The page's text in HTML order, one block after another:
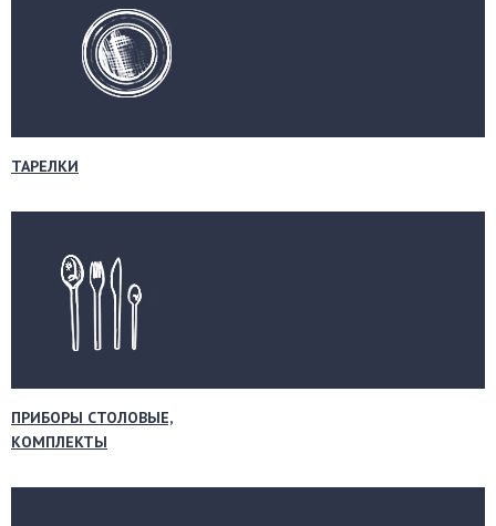
ТАРЕЛКИ
ПРИБОРЫ СТОЛОВЫЕ,
КОМПЛЕКТЫ